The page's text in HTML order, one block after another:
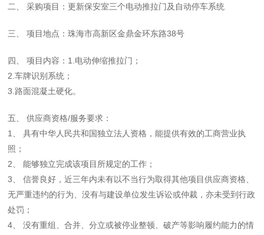
二、 采购项目：更新保安室三个电动推拉门及自动停车系统
三、 项目地点：珠海市高新区金鼎金环东路38号
四、 项目内容：1.电动伸缩推拉门；
2.车牌识别系统；
3.路面混凝土硬化。
五、 供应商资格/服务要求：
1、 具有中华人民共和国独立法人资格，能提供有效的工商营业执
照；
2、 能够独立完成该项目所规定的工作；
3、 信誉良好，近三年内未有以不当行为取得其他项目供应商资格、
无严重违约的行为、没有与建设单位发生诉讼或仲裁，亦未受到行政
处罚；
4、 没有重组、合并、分立或被停业整顿、破产等影响履约能力的情